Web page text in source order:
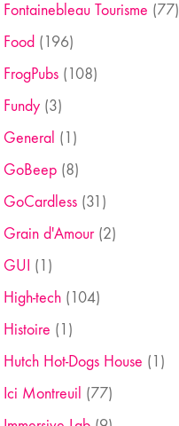
Fontainebleau Tourisme (77)
Food (196)
FrogPubs(108)
Fundy(3)
General (1)
GoBeep(8)
GoCardless(31)
Grain d'Amour(2)
GUI (1)
High-tech(104)
Histoire (1)
Hutch Hot-Dogs House (1)
Ici Montreuil (77)